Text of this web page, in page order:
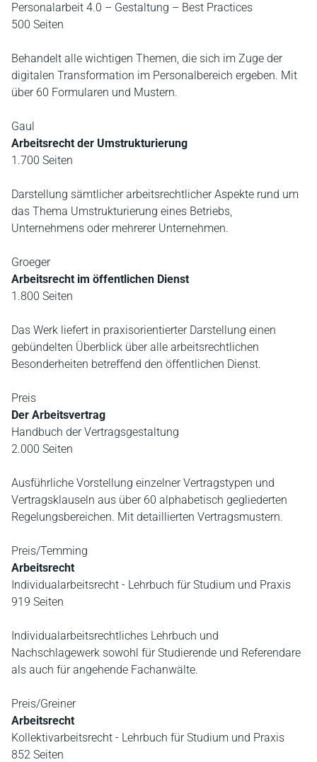
Personalarbeit 4.0 – Gestaltung – Best Practices
500 Seiten
Behandelt alle wichtigen Themen, die sich im Zuge der
digitalen Transformation im Personalbereich ergeben. Mit
über 60 Formularen und Mustern.
Gaul
Arbeitsrecht der Umstrukturierung
1.700 Seiten
Darstellung sämtlicher arbeitsrechtlicher Aspekte rund um
das Thema Umstrukturierung eines Betriebs,
Unternehmens oder mehrerer Unternehmen.
Groeger
Arbeitsrecht im öffentlichen Dienst
1.800 Seiten
Das Werk liefert in praxisorientierter Darstellung einen
gebündelten Überblick über alle arbeitsrechtlichen
Besonderheiten betreffend den öffentlichen Dienst.
Preis
Der Arbeitsvertrag
Handbuch der Vertragsgestaltung
2.000 Seiten
Ausführliche Vorstellung einzelner Vertragstypen und
Vertragsklauseln aus über 60 alphabetisch gegliederten
Regelungsbereichen. Mit detaillierten Vertragsmustern.
Preis/Temming
Arbeitsrecht
Individualarbeitsrecht - Lehrbuch für Studium und Praxis
919 Seiten
Individualarbeitsrechtliches Lehrbuch und
Nachschlagewerk sowohl für Studierende und Referendare
als auch für angehende Fachanwälte.
Preis/Greiner
Arbeitsrecht
Kollektivarbeitsrecht - Lehrbuch für Studium und Praxis
852 Seiten